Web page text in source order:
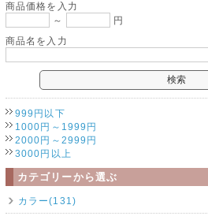
商品価格を入力
～
円
商品名を入力
999円以下
1000円～1999円
2000円～2999円
3000円以上
カテゴリーから選ぶ
カラー(131)